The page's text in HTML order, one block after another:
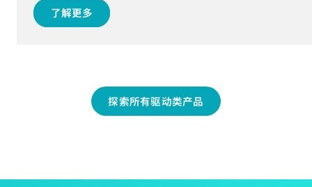
了解更多
探索所有驱动类产品